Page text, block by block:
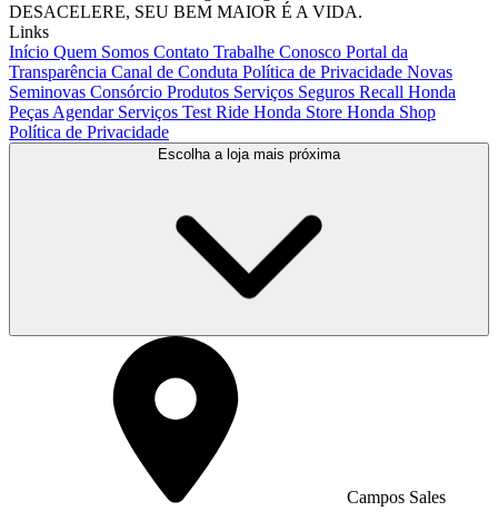
DESACELERE, SEU BEM MAIOR É A VIDA.
Links
Início Quem Somos Contato Trabalhe Conosco Portal da
Transparência Canal de Conduta Política de Privacidade Novas
Seminovas Consórcio Produtos Serviços Seguros Recall Honda
Peças Agendar Serviços Test Ride Honda Store Honda Shop
Política de Privacidade
Escolha a loja mais próxima
Campos Sales